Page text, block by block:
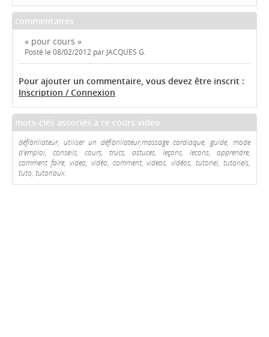
commentaires
« pour cours »
Posté le 08/02/2012 par JACQUES G.
Pour ajouter un commentaire, vous devez être inscrit :
Inscription / Connexion
mots-clés associés à ce cours video
défibrillateur, utiliser un défibrillateur,massage cardiaque, guide, mode
d'emploi, conseils, cours, trucs, astuces, leçons, lecons, apprendre,
comment faire, video, vidéo, comment, videos, vidéos, tutoriel, tutoriels,
tuto, tutoriaux.